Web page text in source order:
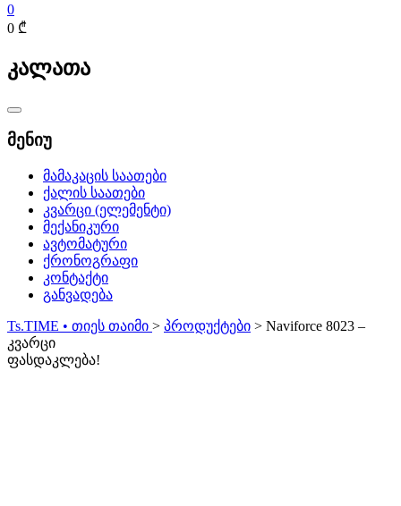
0
0 ₾
კალათა
Catalog
Menu
მენიუ
მამაკაცის საათები
ქალის საათები
კვარცი (ელემენტი)
მექანიკური
ავტომატური
ქრონოგრაფი
კონტაქტი
განვადება
Ts.TIME • თიეს თაიმი > პროდუქტები > Naviforce 8023 –
კვარცი
ფასდაკლება!